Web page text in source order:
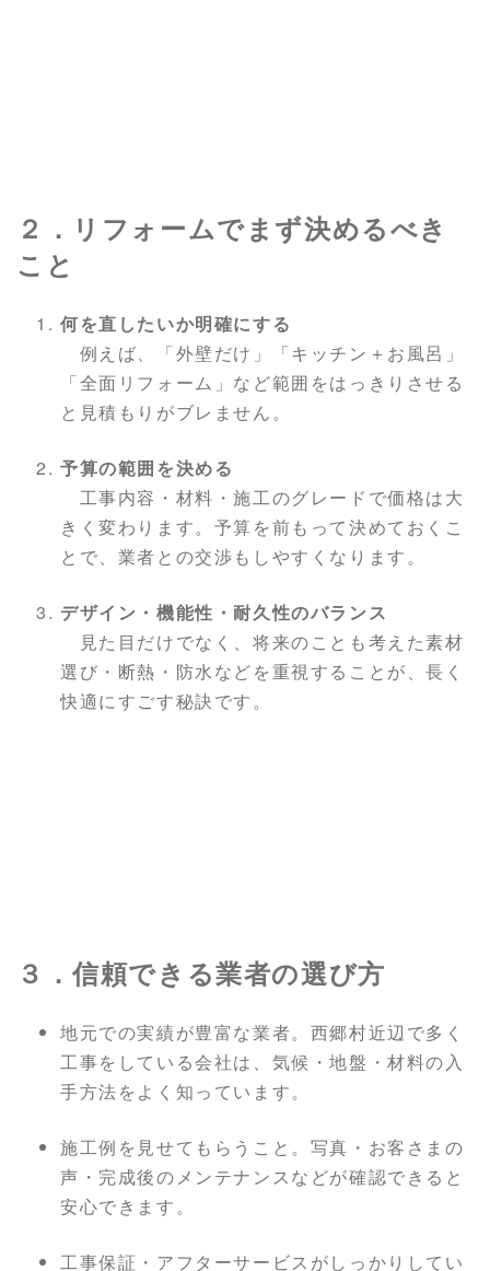
２．リフォームでまず決めるべき
こと
何を直したいか明確にする
例えば、「外壁だけ」「キッチン＋お風呂」
「全面リフォーム」など範囲をはっきりさせる
と見積もりがブレません。
予算の範囲を決める
工事内容・材料・施工のグレードで価格は大
きく変わります。予算を前もって決めておくこ
とで、業者との交渉もしやすくなります。
デザイン・機能性・耐久性のバランス
見た目だけでなく、将来のことも考えた素材
選び・断熱・防水などを重視することが、長く
快適にすごす秘訣です。
３．信頼できる業者の選び方
地元での実績が豊富な業者。西郷村近辺で多く
工事をしている会社は、気候・地盤・材料の入
手方法をよく知っています。
施工例を見せてもらうこと。写真・お客さまの
声・完成後のメンテナンスなどが確認できると
安心できます。
工事保証・アフターサービスがしっかりしてい